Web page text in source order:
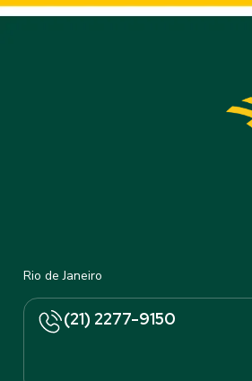
Rio de Janeiro
(21) 2277-9150